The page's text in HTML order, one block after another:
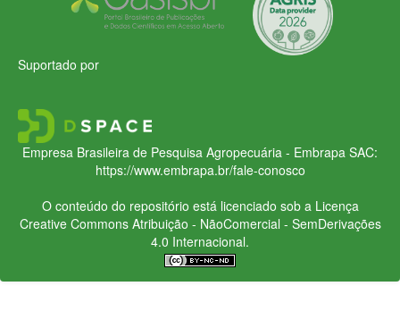
Suportado por
Empresa Brasileira de Pesquisa Agropecuária - Embrapa SAC:
https://www.embrapa.br/fale-conosco
O conteúdo do repositório está licenciado sob a Licença
Creative CommonsAtribuição - NãoComercial - SemDerivações
4.0 Internacional.